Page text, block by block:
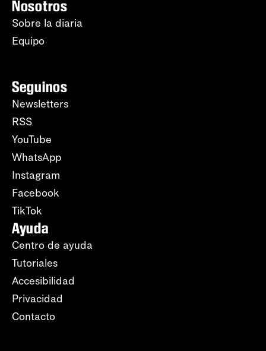
Nosotros
Sobre la diaria
Equipo
Seguinos
Newsletters
RSS
YouTube
WhatsApp
Instagram
Facebook
TikTok
Ayuda
Centro de ayuda
Tutoriales
Accesibilidad
Privacidad
Contacto